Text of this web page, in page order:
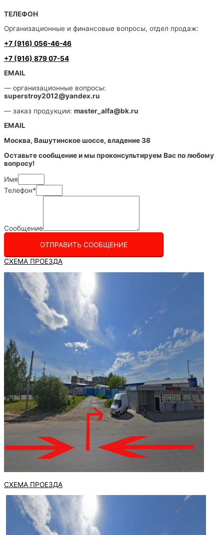
ТЕЛЕФОН
Организационные и финансовые вопросы, отдел продаж:
+7 (916) 056-46-46
+7 (916) 879 07-54
EMAIL
— организационные вопросы:
superstroy2012@yandex.ru
— заказ продукции: master_alfa@bk.ru
EMAIL
Москва, Вашутинское шоссе, владение 38
Оставьте сообщение и мы проконсультируем Вас по любому
вопросу!
Имя
Телефон*
Сообщение
ОТПРАВИТЬ СООБЩЕНИЕ
СХЕМА ПРОЕЗДА
СХЕМА ПРОЕЗДА